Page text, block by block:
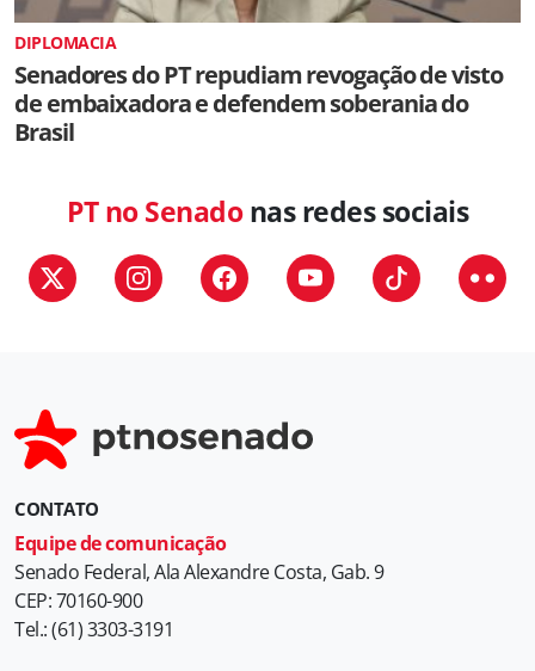
DIPLOMACIA
Senadores do PT repudiam revogação de visto
de embaixadora e defendem soberania do
Brasil
PT no Senadonas redes sociais
CONTATO
Equipe de comunicação
Senado Federal, Ala Alexandre Costa, Gab. 9
CEP: 70160-900
Tel.: (61) 3303-3191